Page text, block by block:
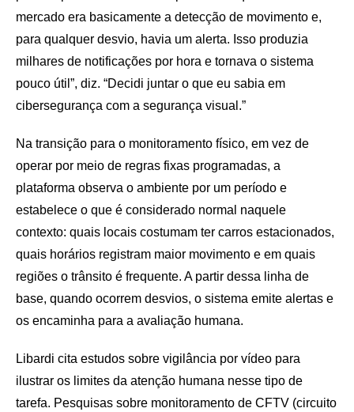
mercado era basicamente a detecção de movimento e,
para qualquer desvio, havia um alerta. Isso produzia
milhares de notificações por hora e tornava o sistema
pouco útil”, diz. “Decidi juntar o que eu sabia em
cibersegurança com a segurança visual.”
Na transição para o monitoramento físico, em vez de
operar por meio de regras fixas programadas, a
plataforma observa o ambiente por um período e
estabelece o que é considerado normal naquele
contexto: quais locais costumam ter carros estacionados,
quais horários registram maior movimento e em quais
regiões o trânsito é frequente. A partir dessa linha de
base, quando ocorrem desvios, o sistema emite alertas e
os encaminha para a avaliação humana.
Libardi cita estudos sobre vigilância por vídeo para
ilustrar os limites da atenção humana nesse tipo de
tarefa. Pesquisas sobre monitoramento de CFTV (circuito